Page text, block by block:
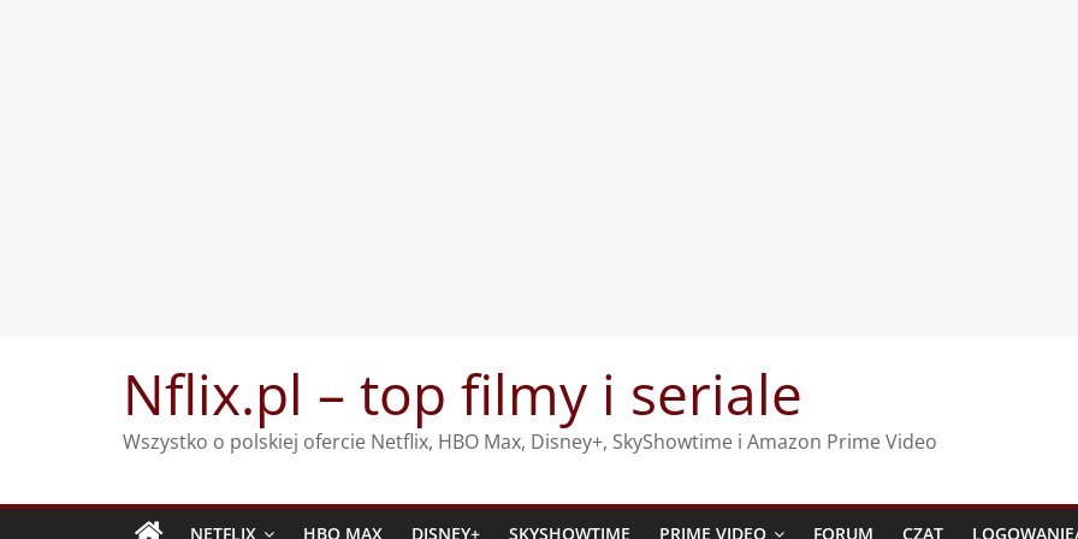
Nflix.pl – top filmy i seriale
Wszystko o polskiej ofercie Netflix, HBO Max, Disney+, SkyShowtime i Amazon Prime Video
NETFLIX HBO MAX DISNEY+ SKYSHOWTIME PRIME VIDEO FORUM CZAT